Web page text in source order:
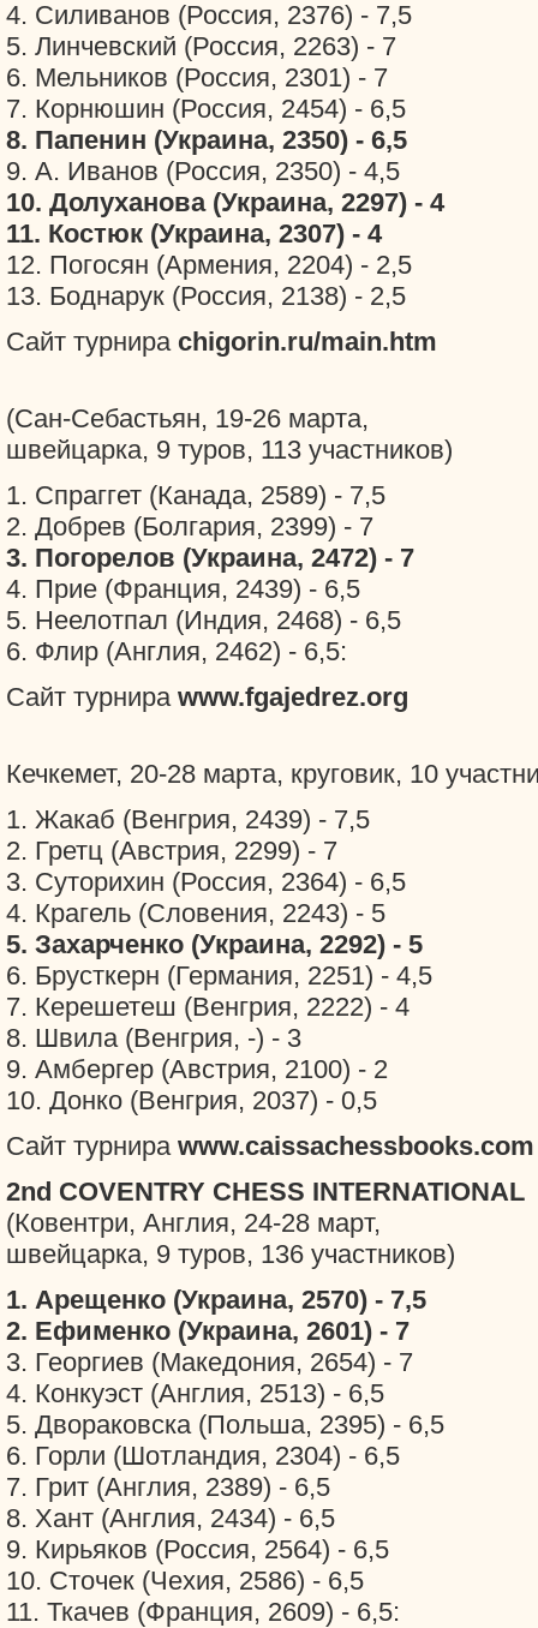
4. Силиванов (Россия, 2376) - 7,5
5. Линчевский (Россия, 2263) - 7
6. Мельников (Россия, 2301) - 7
7. Корнюшин (Россия, 2454) - 6,5
8. Папенин (Украина, 2350) - 6,5
9. А. Иванов (Россия, 2350) - 4,5
10. Долуханова (Украина, 2297) - 4
11. Костюк (Украина, 2307) - 4
12. Погосян (Армения, 2204) - 2,5
13. Боднарук (Россия, 2138) - 2,5
Сайт турнира chigorin.ru/main.htm
(Сан-Себастьян, 19-26 марта,
швейцарка, 9 туров, 113 участников)
1. Спраггет (Канада, 2589) - 7,5
2. Добрев (Болгария, 2399) - 7
3. Погорелов (Украина, 2472) - 7
4. Прие (Франция, 2439) - 6,5
5. Неелотпал (Индия, 2468) - 6,5
6. Флир (Англия, 2462) - 6,5:
Сайт турнира www.fgajedrez.org
Кечкемет, 20-28 марта, круговик, 10
1. Жакаб (Венгрия, 2439) - 7,5
2. Гретц (Австрия, 2299) - 7
3. Суторихин (Россия, 2364) - 6,5
4. Крагель (Словения, 2243) - 5
5. Захарченко (Украина, 2292) - 5
6. Брусткерн (Германия, 2251) - 4,5
7. Керешетеш (Венгрия, 2222) - 4
8. Швила (Венгрия, -) - 3
9. Амбергер (Австрия, 2100) - 2
10. Донко (Венгрия, 2037) - 0,5
Сайт турнира www.caissachessbooks.com
2nd COVENTRY CHESS INTERNATIONAL
(Ковентри, Англия, 24-28 март,
швейцарка, 9 туров, 136 участников)
1. Арещенко (Украина, 2570) - 7,5
2. Ефименко (Украина, 2601) - 7
3. Георгиев (Македония, 2654) - 7
4. Конкуэст (Англия, 2513) - 6,5
5. Двораковска (Польша, 2395) - 6,5
6. Горли (Шотландия, 2304) - 6,5
7. Грит (Англия, 2389) - 6,5
8. Хант (Англия, 2434) - 6,5
9. Кирьяков (Россия, 2564) - 6,5
10. Сточек (Чехия, 2586) - 6,5
11. Ткачев (Франция, 2609) - 6,5: